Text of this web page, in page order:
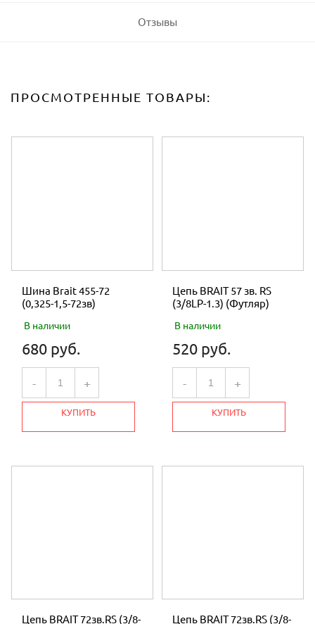
Отзывы
ПРОСМОТРЕННЫЕ ТОВАРЫ:
Шина Brait 455-72
(0,325-1,5-72зв)
В наличии
680 руб.
- +
КУПИТЬ
Цепь BRAIT 57 зв. RS
(3/8LP-1.3) (Футляр)
В наличии
520 руб.
- +
КУПИТЬ
Цепь BRAIT 72зв.RS (3/8- Цепь BRAIT 72зв.RS (3/8-